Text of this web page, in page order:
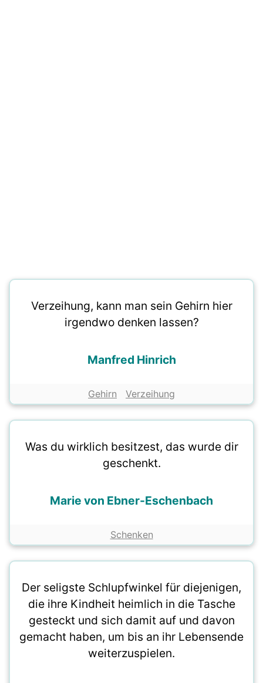
Verzeihung, kann man sein Gehirn hier
irgendwo denken lassen?
Manfred Hinrich
Gehirn Verzeihung
Was du wirklich besitzest, das wurde dir
geschenkt.
Marie von Ebner-Eschenbach
Schenken
Der seligste Schlupfwinkel für diejenigen,
die ihre Kindheit heimlich in die Tasche
gesteckt und sich damit auf und davon
gemacht haben, um bis an ihr Lebensende
weiterzuspielen.